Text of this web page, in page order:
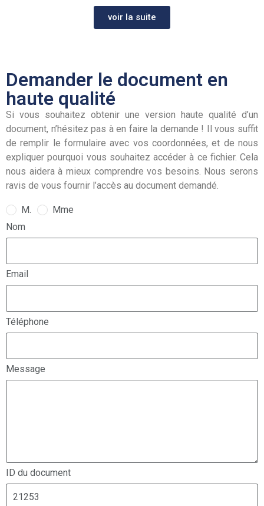
voir la suite
Demander le document en
haute qualité
Si vous souhaitez obtenir une version haute qualité d’un
document, n’hésitez pas à en faire la demande ! Il vous suffit
de remplir le formulaire avec vos coordonnées, et de nous
expliquer pourquoi vous souhaitez accéder à ce fichier. Cela
nous aidera à mieux comprendre vos besoins. Nous serons
ravis de vous fournir l’accès au document demandé.
M.
Mme
Nom
Email
Téléphone
Message
ID du document